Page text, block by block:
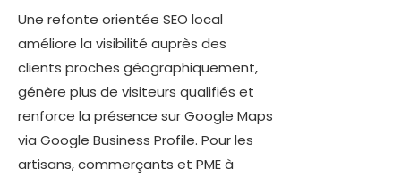
Une refonte orientée SEO local
améliore la visibilité auprès des
clients proches géographiquement,
génère plus de visiteurs qualifiés et
renforce la présence sur Google Maps
via Google Business Profile. Pour les
artisans, commerçants et PME à